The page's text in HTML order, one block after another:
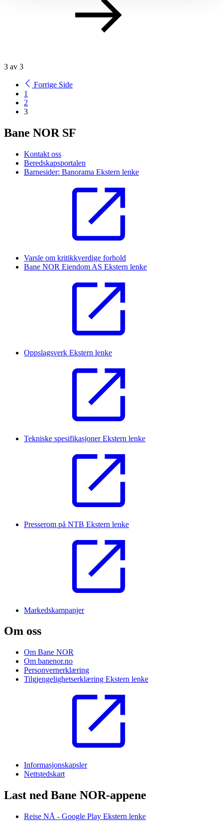
3 av 3
Forrige Side
1
2
3
Bane NOR SF
Kontakt oss
Beredskapsportalen
Barnesider: Banorama Ekstern lenke
Varsle om kritikkverdige forhold
Bane NOR Eiendom AS Ekstern lenke
Oppslagsverk Ekstern lenke
Tekniske spesifikasjonerEkstern lenke
Presserom på NTB Ekstern lenke
Markedskampanjer
Om oss
Om Bane NOR
Om banenor.no
Personvernerklæring
Tilgjengelighetserklæring Ekstern lenke
Informasjonskapsler
Nettstedskart
Last ned Bane NOR-appene
Reise NÅ - Google Play Ekstern lenke